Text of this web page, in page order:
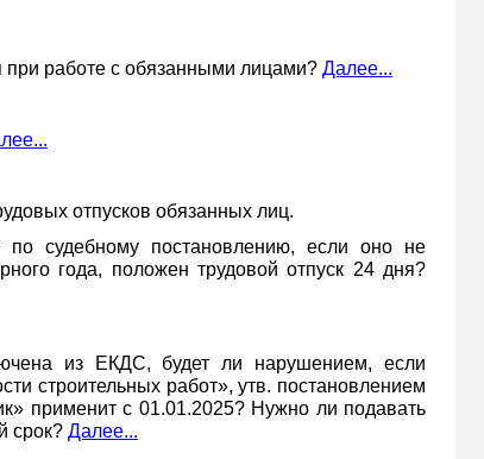
при работе с обязанными лицами? Далее...
отпусков обязанных лиц.
по судебному постановлению, если оно не
года, положен трудовой отпуск 24 дня?
из ЕКДС, будет ли нарушением, если
строительных работ», утв. постановлением
применит с 01.01.2025? Нужно ли подавать
срок? Далее...